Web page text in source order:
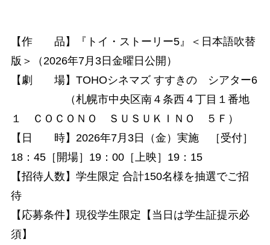
【作 品】『トイ・ストーリー5』＜日本語吹替
版＞（2026年7月3日金曜日公開）
【劇 場】TOHOシネマズ すすきの シアター6
（札幌市中央区南４条西４丁目１番地
１ ＣＯＣＯＮＯ ＳＵＳＵＫＩＮＯ ５Ｆ）
【日 時】2026年7月3日（金）実施 ［受付］
18：45［開場］19：00［上映］19：15
【招待人数】学生限定 合計150名様を抽選でご招
待
【応募条件】現役学生限定【当日は学生証提示必
須】